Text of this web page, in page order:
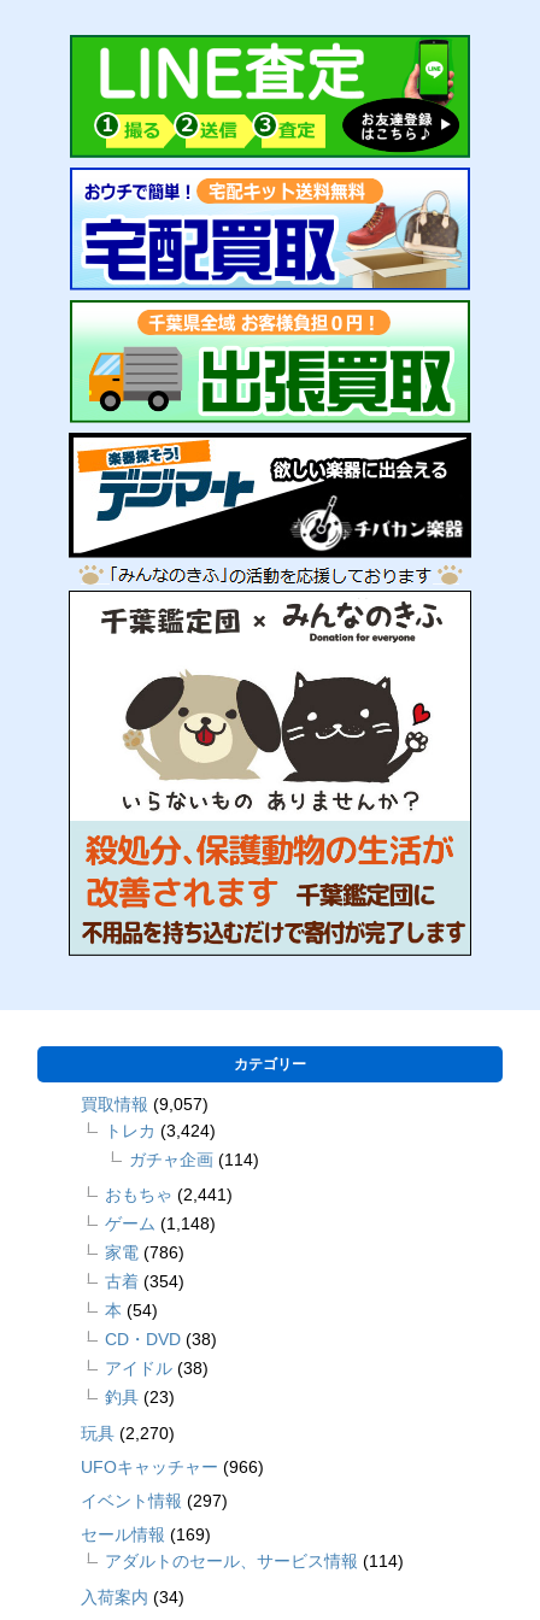
カテゴリー
買取情報 (9,057)
トレカ (3,424)
ガチャ企画 (114)
おもちゃ (2,441)
ゲーム (1,148)
家電 (786)
古着 (354)
本 (54)
CD・DVD (38)
アイドル (38)
釣具 (23)
玩具 (2,270)
UFOキャッチャー (966)
イベント情報 (297)
セール情報 (169)
アダルトのセール、サービス情報 (114)
入荷案内 (34)